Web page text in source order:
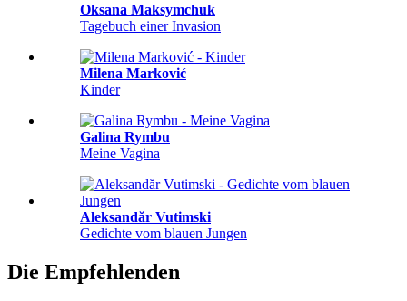
Oksana Maksymchuk
Tagebuch einer Invasion
Milena Marković
Kinder
Galina Rymbu
Meine Vagina
Aleksandăr Vutimski
Gedichte vom blauen Jungen
Die Empfehlenden